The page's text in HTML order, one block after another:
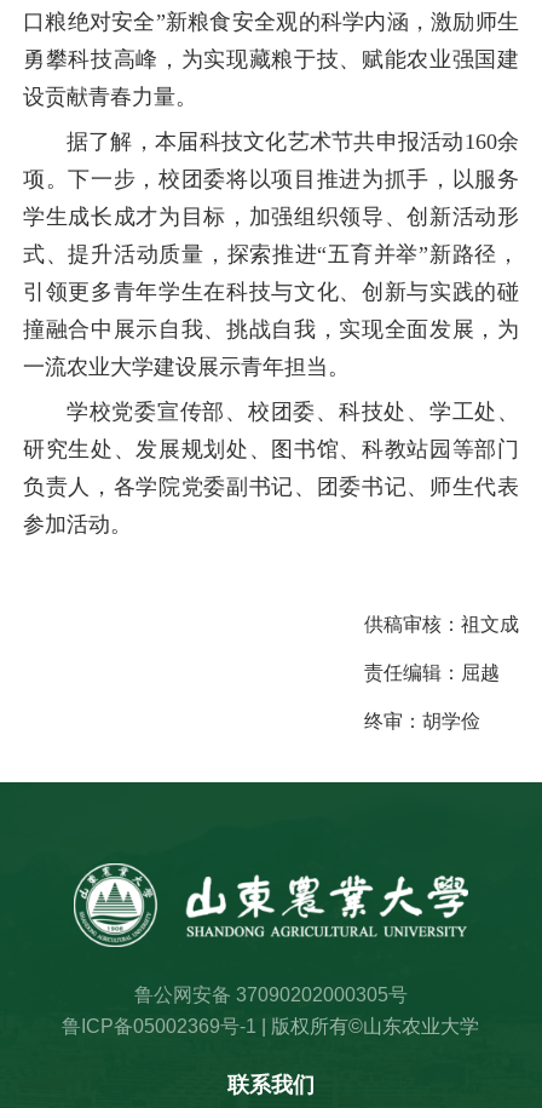
口粮绝对安全”新粮食安全观的科学内涵，激励师生
勇攀科技高峰，为实现藏粮于技、赋能农业强国建
设贡献青春力量。
据了解，本届科技文化艺术节共申报活动160余
项。下一步，校团委将以项目推进为抓手，以服务
学生成长成才为目标，加强组织领导、创新活动形
式、提升活动质量，探索推进“五育并举”新路径，
引领更多青年学生在科技与文化、创新与实践的碰
撞融合中展示自我、挑战自我，实现全面发展，为
一流农业大学建设展示青年担当。
学校党委宣传部、校团委、 科技处、 学工处、
研究生处、发展规划处、图书馆、科教站园等部门
负责人，各学院党委副书记、团委书记、师生代表
参加活动。
供稿审核：祖文成
责任编辑： 屈越
终审：胡学俭
鲁公网安备 37090202000305号
鲁ICP备05002369号-1 | 版权所有©山东农业大学
联系我们